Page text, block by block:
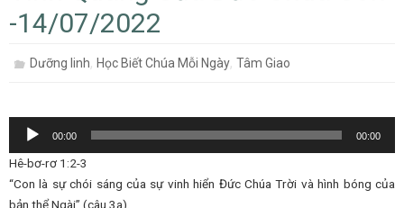
-14/07/2022
Dưỡng linh,Học Biết Chúa Mỗi Ngày,Tâm Giao
Audio
00:00 00:00
Hê-bơ-rơ 1:2-3
“Con là sự chói sáng của sự vinh hiển Đức Chúa Trời và hình bóng của
bản thể Ngài” (câu 3a).